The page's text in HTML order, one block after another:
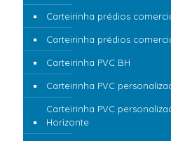
Carteirinha prédios
Carteirinha prédios
Carteirinha PVC BH
Carteirinha PVC
Carteirinha PVC
Horizonte